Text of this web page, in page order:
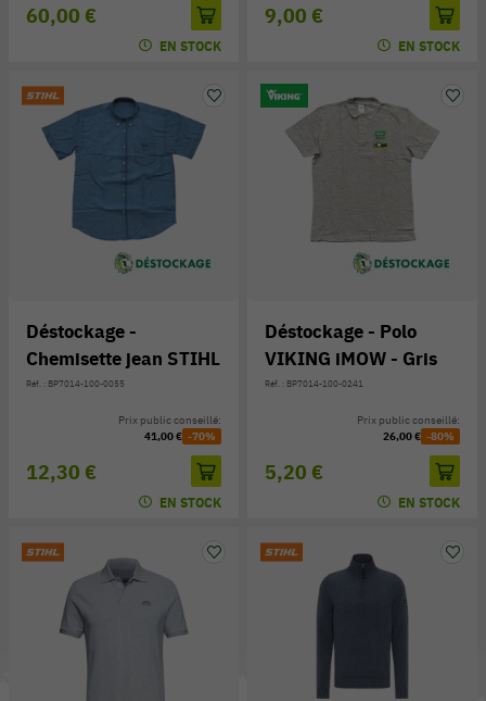
60,00 €
EN STOCK
9,00 €
EN STOCK
Déstockage -
Chemisette jean STIHL
Réf. : BP7014-100-0055
12,30 €
Prix public conseillé:
41,00 € -70%
EN STOCK
Déstockage - Polo
VIKING iMOW - Gris
Réf. : BP7014-100-0241
5,20 €
Prix public conseillé:
26,00 € -80%
EN STOCK